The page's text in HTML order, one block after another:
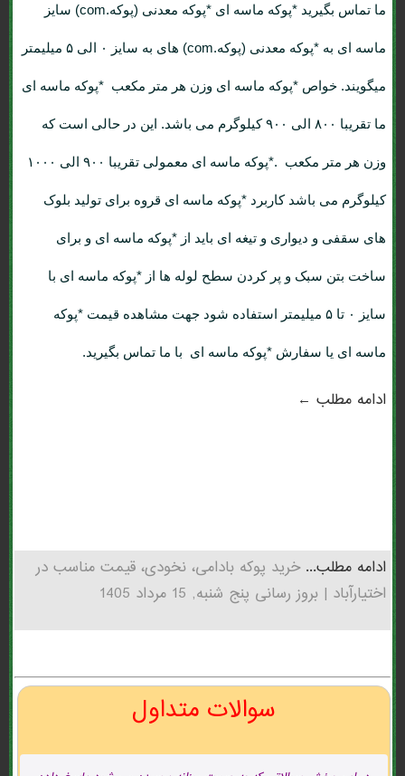
ما تماس بگیرید *پوکه ماسه ای *پوکه معدنی (پوکه.com) سایز
ماسه ای به *پوکه معدنی (پوکه.com) های به سایز ۰ الی ۵ میلیمتر
میگویند. خواص *پوکه ماسه ای وزن هر متر مکعب *پوکه ماسه ای
ما تقریبا ۸۰۰ الی ۹۰۰ کیلوگرم می باشد. این در حالی است که
وزن هر متر مکعب .*پوکه ماسه ای معمولی تقریبا ۹۰۰ الی ۱۰۰۰
کیلوگرم می باشد کاربرد *پوکه ماسه ای قروه برای تولید بلوک
های سقفی و دیواری و تیغه ای باید از *پوکه ماسه ای و برای
ساخت بتن سبک و پر کردن سطح لوله ها از *پوکه ماسه ای با
سایز ۰ تا ۵ میلیمتر استفاده شود جهت مشاهده قیمت *پوکه
ماسه ای یا سفارش *پوکه ماسه ای با ما تماس بگیرید.
ادامه مطلب ←
ادامه مطلب...خرید پوکه بادامی، نخودی، قیمت مناسب در
اختيارآباد | بروز رسانی پنج شنبه, 15 مرداد 1405
سوالات متداول